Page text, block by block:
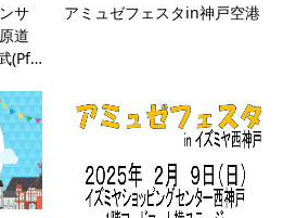
サ
道
(Pf…
アミュゼフェスタin神戸空港